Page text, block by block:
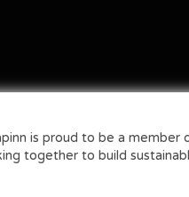
is proud to be a member
together to build